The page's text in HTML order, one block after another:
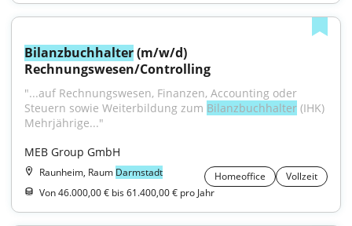
Bilanzbuchhalter (m/w/d)
Rechnungswesen/Controlling
"...auf Rechnungswesen, Finanzen, Accounting oder
Steuern sowie Weiterbildung zum Bilanzbuchhalter (IHK)
Mehrjährige..."
MEB Group GmbH
Raunheim, Raum Darmstadt Homeoffice
Vollzeit
Von 46.000,00 € bis 61.400,00 € pro Jahr